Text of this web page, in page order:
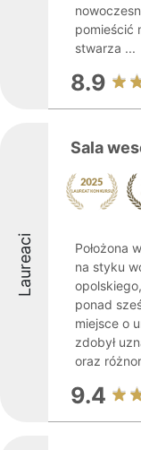
pomieścić
stwarza ...
8.9
Laureaci
Sala
Położona
na styku
ponad
miejsce o
zdobył
oraz
9.4